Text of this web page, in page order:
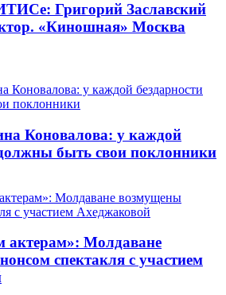
Григорий Заславский
«Киношная» Москва
Коновалова: у каждой
быть свои поклонники
актерам»: Молдаване
спектакля с участием